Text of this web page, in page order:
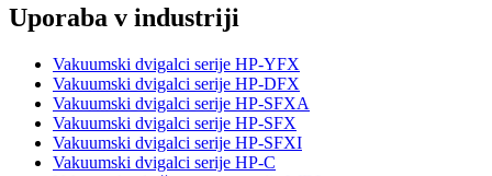
Uporaba v industriji
Vakuumski dvigalci serije HP-YFX
Vakuumski dvigalci serije HP-DFX
Vakuumski dvigalci serije HP-SFXA
Vakuumski dvigalci serije HP-SFX
Vakuumski dvigalci serije HP-SFXI
Vakuumski dvigalci serije HP-C